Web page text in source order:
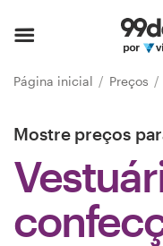
Página inicial Preços
Mostre preços
Página inicial
Pesquisar
Encontre um
Inspiração